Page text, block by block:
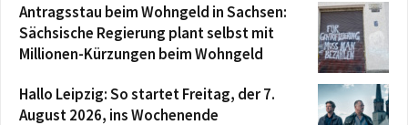
Antragsstau beim Wohngeld in Sachsen:
Sächsische Regierung plant selbst mit
Millionen-Kürzungen beim Wohngeld
Hallo Leipzig: So startet Freitag, der 7.
August 2026, ins Wochenende